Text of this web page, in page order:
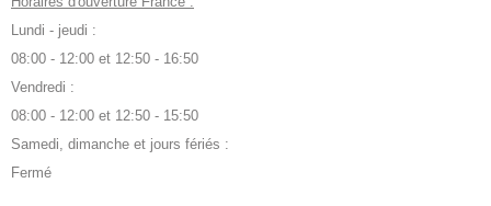
Lundi - jeudi :
08:00 - 12:00 et 12:50 - 16:50
Vendredi :
08:00 - 12:00 et 12:50 - 15:50
Samedi, dimanche et jours fériés :
Fermé